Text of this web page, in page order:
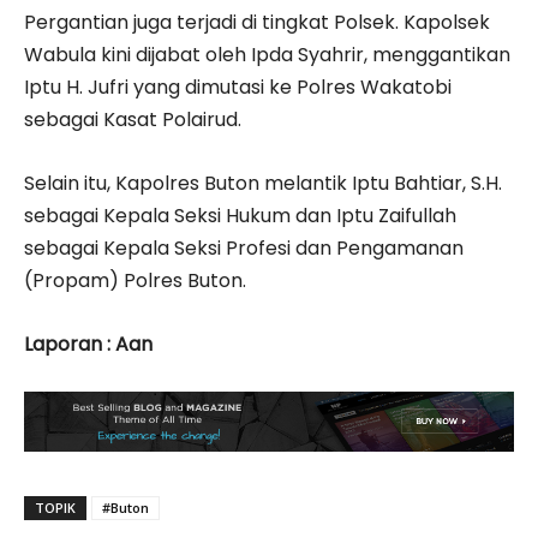
Pergantian juga terjadi di tingkat Polsek. Kapolsek
Wabula kini dijabat oleh Ipda Syahrir, menggantikan
Iptu H. Jufri yang dimutasi ke Polres Wakatobi
sebagai Kasat Polairud.
Selain itu, Kapolres Buton melantik Iptu Bahtiar, S.H.
sebagai Kepala Seksi Hukum dan Iptu Zaifullah
sebagai Kepala Seksi Profesi dan Pengamanan
(Propam) Polres Buton.
Laporan : Aan
TOPIK #Buton